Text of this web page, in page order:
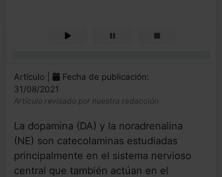
Artículo |
Fecha de publicación:
31/08/2021
Artículo revisado por nuestra redacción
La dopamina (DA) y la noradrenalina
(NE) son catecolaminas estudiadas
principalmente en el sistema nervioso
central que también actúan en el